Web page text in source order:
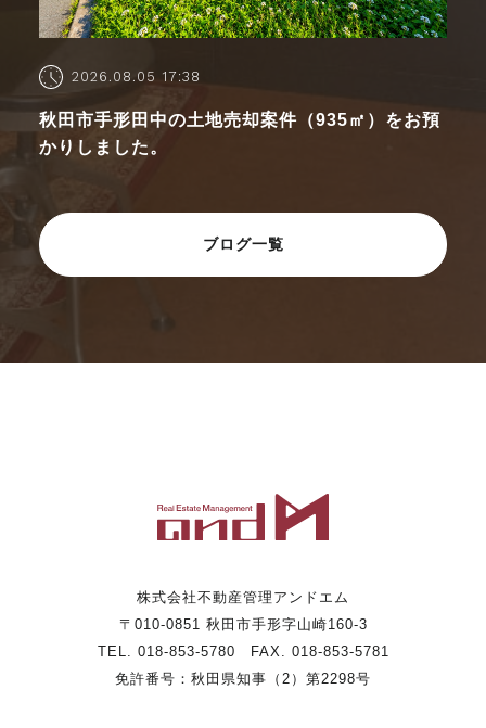
2026.08.05 17:38
秋田市手形田中の土地売却案件（935㎡）をお預
かりしました。
ブログ一覧
株式会社不動産管理アンドエム
〒010-0851 秋田市手形字山崎160-3
TEL. 018-853-5780 FAX. 018-853-5781
免許番号：秋田県知事（2）第2298号